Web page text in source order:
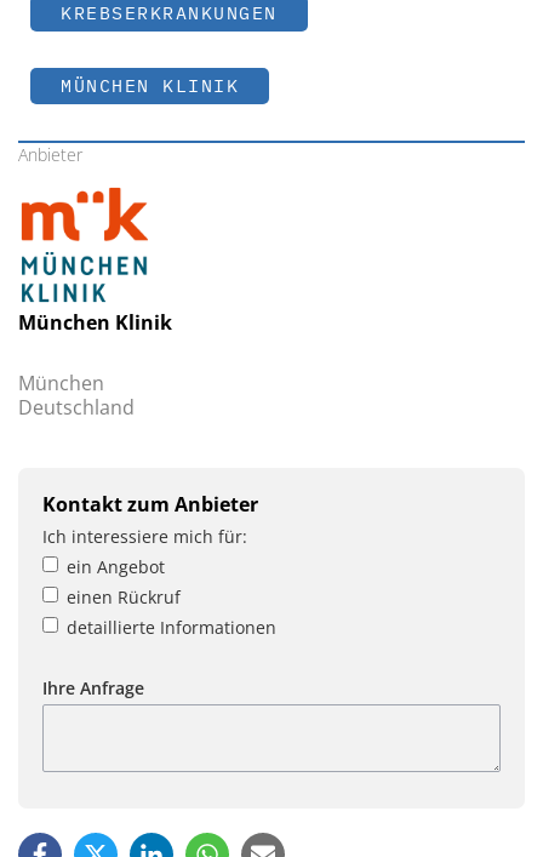
KREBSERKRANKUNGEN
MÜNCHEN KLINIK
Anbieter
München Klinik
München
Deutschland
Kontakt zum Anbieter
Ich interessiere mich für:
ein Angebot
einen Rückruf
detaillierte Informationen
Ihre Anfrage